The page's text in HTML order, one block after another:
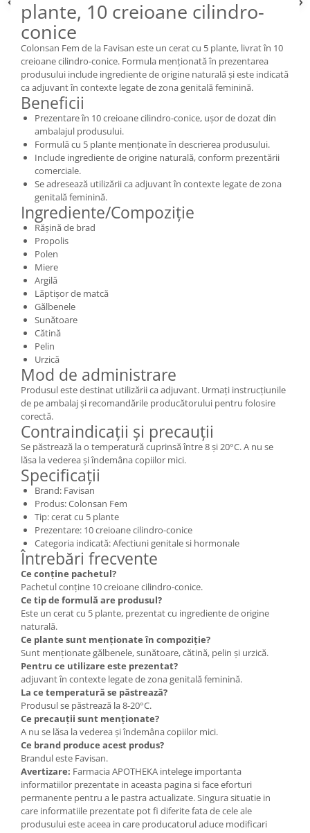
plante, 10 creioane cilindro-
conice
Colonsan Fem de la Favisan este un cerat cu 5 plante, livrat în 10
creioane cilindro-conice. Formula menționată în prezentarea
produsului include ingrediente de origine naturală și este indicată
ca adjuvant în contexte legate de zona genitală feminină.
Beneficii
Prezentare în 10 creioane cilindro-conice, ușor de dozat din
ambalajul produsului.
Formulă cu 5 plante menționate în descrierea produsului.
Include ingrediente de origine naturală, conform prezentării
comerciale.
Se adresează utilizării ca adjuvant în contexte legate de zona
genitală feminină.
Ingrediente/Compoziție
Rășină de brad
Propolis
Polen
Miere
Argilă
Lăptișor de matcă
Gălbenele
Sunătoare
Cătină
Pelin
Urzică
Mod de administrare
Produsul este destinat utilizării ca adjuvant. Urmați instrucțiunile
de pe ambalaj și recomandările producătorului pentru folosire
corectă.
Contraindicații și precauții
Se păstrează la o temperatură cuprinsă între 8 și 20°C. A nu se
lăsa la vederea și îndemâna copiilor mici.
Specificații
Brand: Favisan
Produs: Colonsan Fem
Tip: cerat cu 5 plante
Prezentare: 10 creioane cilindro-conice
Categoria indicată: Afectiuni genitale si hormonale
Întrebări frecvente
Ce conține pachetul?
Pachetul conține 10 creioane cilindro-conice.
Ce tip de formulă are produsul?
Este un cerat cu 5 plante, prezentat cu ingrediente de origine
naturală.
Ce plante sunt menționate în compoziție?
Sunt menționate gălbenele, sunătoare, cătină, pelin și urzică.
Pentru ce utilizare este prezentat?
adjuvant în contexte legate de zona genitală feminină.
La ce temperatură se păstrează?
Produsul se păstrează la 8-20°C.
Ce precauții sunt menționate?
A nu se lăsa la vederea și îndemâna copiilor mici.
Ce brand produce acest produs?
Brandul este Favisan.
Avertizare: Farmacia APOTHEKA intelege importanta
informatiilor prezentate in aceasta pagina si face eforturi
permanente pentru a le pastra actualizate. Singura situatie in
care informatiile prezentate pot fi diferite fata de cele ale
produsului este aceea in care producatorul aduce modificari